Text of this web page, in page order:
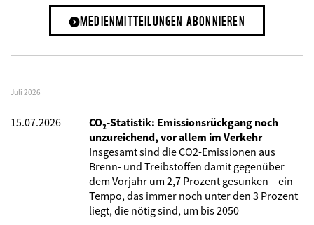
MEDIENMITTEILUNGEN ABONNIEREN
Juli 2026
15.07.2026
CO₂-Statistik: Emissionsrückgang noch
unzureichend, vor allem im Verkehr
Insgesamt sind die CO2-Emissionen aus
Brenn- und Treibstoffen damit gegenüber
dem Vorjahr um 2,7 Prozent gesunken – ein
Tempo, das immer noch unter den 3 Prozent
liegt, die nötig sind, um bis 2050